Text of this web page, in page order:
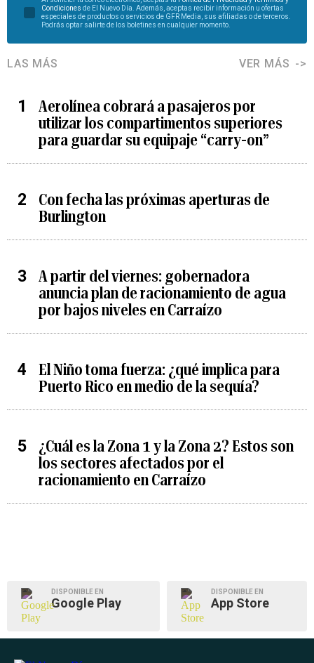
Condiciones de El Nuevo Día. Además, aceptas recibir información u ofertas
especiales de productos o servicios de GFR Media, sus afiliadas o de terceros.
Podrás optar salirte de los boletines en cualquier momento.
LAS MÁS VER MÁS
Aerolínea cobrará a pasajeros por
utilizar los compartimentos superiores
para guardar su equipaje “carry-on”
Con fecha las próximas aperturas de
Burlington
A partir del viernes: gobernadora
anuncia plan de racionamiento de agua
por bajos niveles en Carraízo
El Niño toma fuerza: ¿qué implica para
Puerto Rico en medio de la sequía?
¿Cuál es la Zona 1 y la Zona 2? Estos son
los sectores afectados por el
racionamiento en Carraízo
DISPONIBLE EN
Google Play
DISPONIBLE EN
App Store